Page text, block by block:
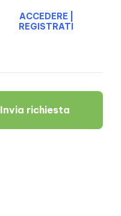
ACCEDERE
REGISTRATI
Invia richiesta